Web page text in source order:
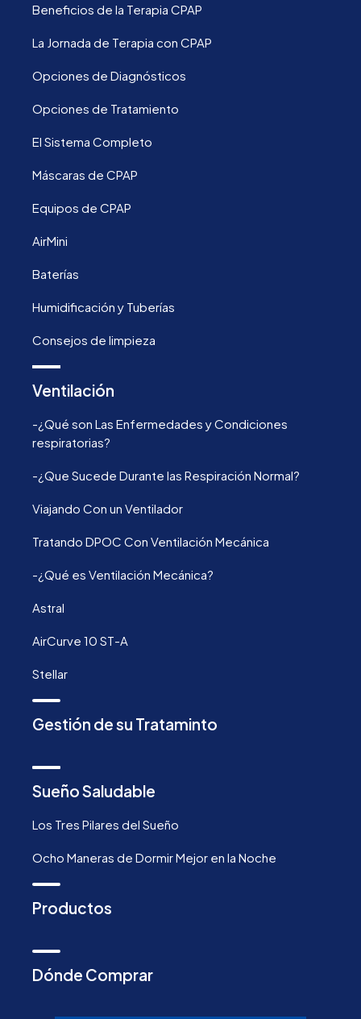
Beneficios de la Terapia CPAP
La Jornada de Terapia con CPAP
Opciones de Diagnósticos
Opciones de Tratamiento
El Sistema Completo
Máscaras de CPAP
Equipos de CPAP
AirMini
Baterías
Humidificación y Tuberías
Consejos de limpieza
Ventilación
-¿Qué son Las Enfermedades y Condiciones
respiratorias?
-¿Que Sucede Durante las Respiración Normal?
Viajando Con un Ventilador
Tratando DPOC Con Ventilación Mecánica
-¿Qué es Ventilación Mecánica?
Astral
AirCurve 10 ST-A
Stellar
Gestión de su Trataminto
Sueño Saludable
Los Tres Pilares del Sueño
Ocho Maneras de Dormir Mejor en la Noche
Productos
Dónde Comprar